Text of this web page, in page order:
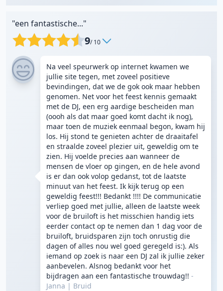
"een fantastische..."
9/ 10
Na veel speurwerk op internet kwamen we
jullie site tegen, met zoveel positieve
bevindingen, dat we de gok ook maar hebben
genomen. Net voor het feest kennis gemaakt
met de DJ, een erg aardige bescheiden man
(oooh als dat maar goed komt dacht ik nog),
maar toen de muziek eenmaal begon, kwam hij
los. Hij stond te genieten achter de draaitafel
en straalde zoveel plezier uit, geweldig om te
zien. Hij voelde precies aan wanneer de
mensen de vloer op gingen, en de hele avond
is er dan ook volop gedanst, tot de laatste
minuut van het feest. Ik kijk terug op een
geweldig feest!!! Bedankt !!!! De communicatie
verliep goed met jullie, alleen de laatste week
voor de bruiloft is het misschien handig iets
eerder contact op te nemen dan 1 dag voor de
bruiloft, bruidsparen zijn toch onrustig die
dagen of alles nou wel goed geregeld is:). Als
iemand op zoek is naar een DJ zal ik jullie zeker
aanbevelen. Alsnog bedankt voor het
bijdragen aan een fantastische trouwdag!! -
Janna | Bruid